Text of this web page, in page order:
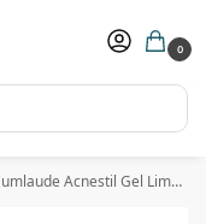
0
superiores a 150€)
Acnestil Gel Limpiador 200 Ml